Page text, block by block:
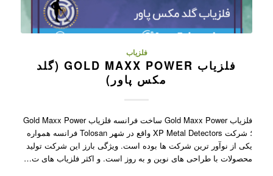
فلزیاب
فلزیاب GOLD MAXX POWER (گلد
مکس پاور)
فلزیاب Gold Maxx Power ساخت فرانسه فلزیاب Gold Maxx Power
؛ شرکت XP Metal Detectors واقع در شهر Tolosan فرانسه همواره
یکی از نوآور ترین شرکت ها بوده است. ویژگی بارز این شرکت تولید
محصولات با طراحی های نوین و به روز است. و اکثر فلزیاب های ت…